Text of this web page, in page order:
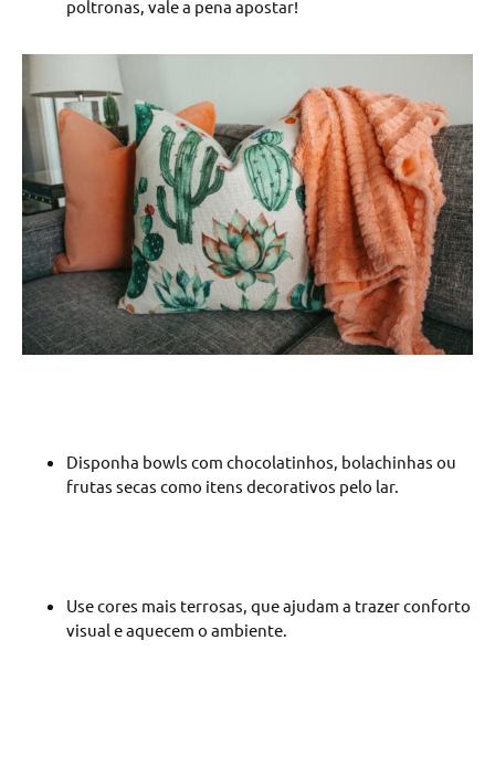
poltronas, vale a pena apostar!
Disponha bowls com chocolatinhos, bolachinhas ou
frutas secas como itens decorativos pelo lar.
Use cores mais terrosas, que ajudam a trazer conforto
visual e aquecem o ambiente.